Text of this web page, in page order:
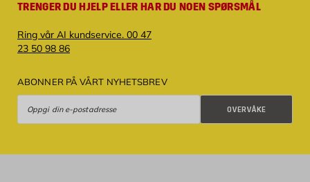
TRENGER DU HJELP ELLER HAR DU NOEN SPØRSMÅL
Ring vår AI kundservice. 00 47
23 50 98 86
ABONNER PÅ VÅRT NYHETSBREV
OVERVÅKE